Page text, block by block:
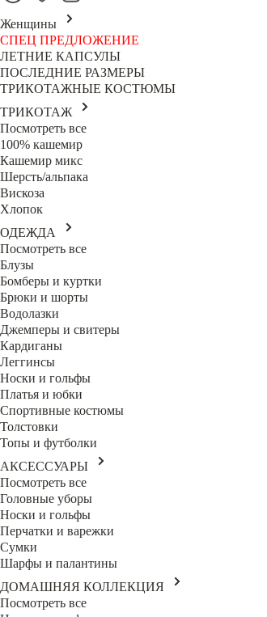
Женщины
СПЕЦ ПРЕДЛОЖЕНИЕ
ЛЕТНИЕ КАПСУЛЫ
ПОСЛЕДНИЕ РАЗМЕРЫ
ТРИКОТАЖНЫЕ КОСТЮМЫ
ТРИКОТАЖ
Посмотреть все
100% кашемир
Кашемир микс
Шерсть/альпака
Вискоза
Хлопок
ОДЕЖДА
Посмотреть все
Блузы
Бомберы и куртки
Брюки и шорты
Водолазки
Джемперы и свитеры
Кардиганы
Леггинсы
Носки и гольфы
Платья и юбки
Спортивные костюмы
Толстовки
Топы и футболки
АКСЕССУАРЫ
Посмотреть все
Головные уборы
Носки и гольфы
Перчатки и варежки
Сумки
Шарфы и палантины
ДОМАШНЯЯ КОЛЛЕКЦИЯ
Посмотреть все